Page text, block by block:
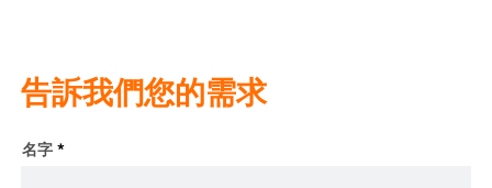
告訴我們您的需求
名字